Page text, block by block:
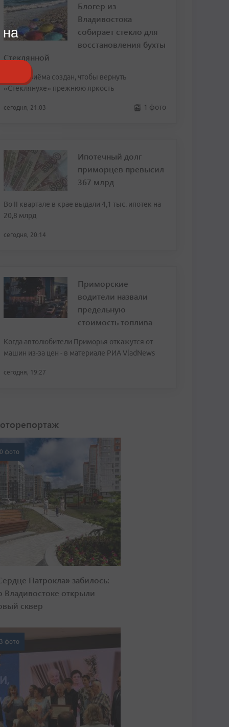
Блогер из
Владивостока
собирает стекло для
восстановления бухты
Стеклянной
Пункт приёма создан, чтобы вернуть
«Стеклянухе» прежнюю яркость
сегодня, 21:03 1 фото
Ипотечный долг
приморцев превысил
367 млрд
Во II квартале в крае выдали 4,1 тыс. ипотек на
20,8 млрд
сегодня, 20:14
Приморские
водители назвали
предельную
стоимость топлива
Когда автолюбители Приморья откажутся от
машин из-за цен - в материале РИА VladNews
сегодня, 19:27
фото
Патрокла» забилось:
Владивостоке открыли
сквер
фото